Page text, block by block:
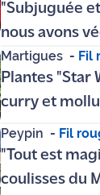
"Subjuguée
nous avons
choc visuel
Kahlo aux
Lumières
Martigues - Fil
Plantes "Star
curry et
littoral
l'avez jamais
Peypin - Fil
"Tout est
coulisses du